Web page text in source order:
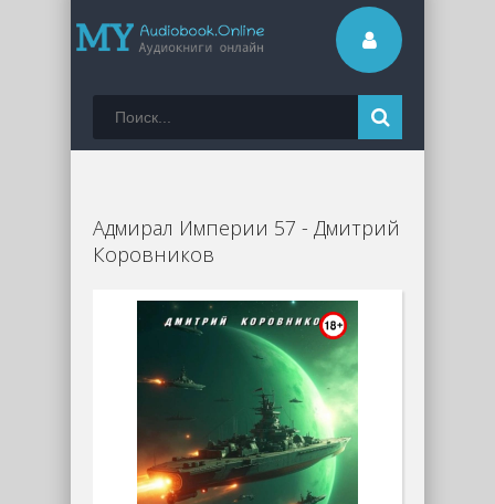
Адмирал Империи 57 - Дмитрий
Коровников